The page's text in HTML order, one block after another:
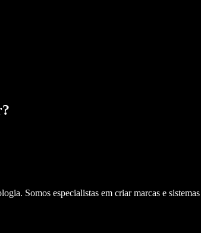
?
Somos especialistas em criar marcas e